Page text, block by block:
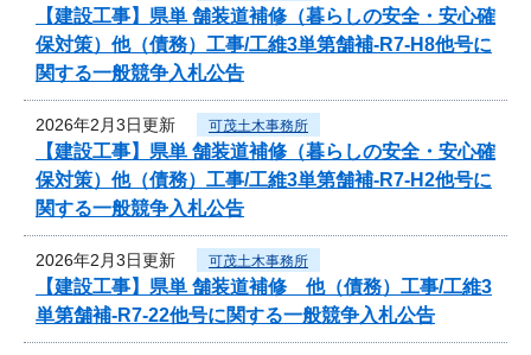
【建設工事】県単 舗装道補修（暮らしの安全・安心確
保対策）他（債務）工事/工維3単第舗補-R7-H8他号に
関する一般競争入札公告
2026年2月3日更新 可茂土木事務所
【建設工事】県単 舗装道補修（暮らしの安全・安心確
保対策）他（債務）工事/工維3単第舗補-R7-H2他号に
関する一般競争入札公告
2026年2月3日更新 可茂土木事務所
【建設工事】県単 舗装道補修 他（債務）工事/工維3
単第舗補-R7-22他号に関する一般競争入札公告